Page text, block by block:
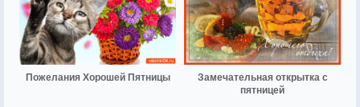
Пожелания Хорошей Пятницы
Замечательная открытка с
пятницей